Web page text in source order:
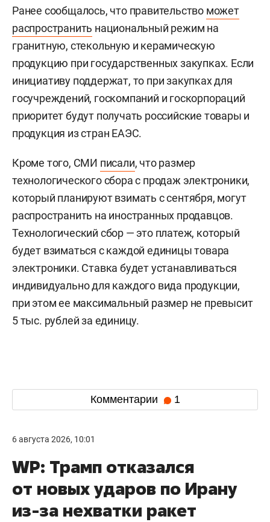
Ранее сообщалось, что правительство может
распространить национальный режим на
гранитную, стекольную и керамическую
продукцию при государственных закупках. Если
инициативу поддержат, то при закупках для
госучреждений, госкомпаний и госкорпораций
приоритет будут получать российские товары и
продукция из стран ЕАЭС.
Кроме того, СМИ писали, что размер
технологического сбора с продаж электроники,
который планируют взимать с сентября, могут
распространить на иностранных продавцов.
Технологический сбор — это платеж, который
будет взиматься с каждой единицы товара
электроники. Ставка будет устанавливаться
индивидуально для каждого вида продукции,
при этом ее максимальный размер не превысит
5 тыс. рублей за единицу.
Комментарии 1
6 августа 2026, 10:01
WP: Трамп отказался
от новых ударов по Ирану
из-за нехватки ракет